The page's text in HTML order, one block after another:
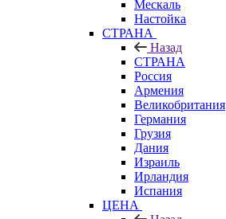
Мескаль
Настойка
СТРАНА
Назад
СТРАНА
Россия
Армения
Великобритания
Германия
Грузия
Дания
Израиль
Ирландия
Испания
ЦЕНА